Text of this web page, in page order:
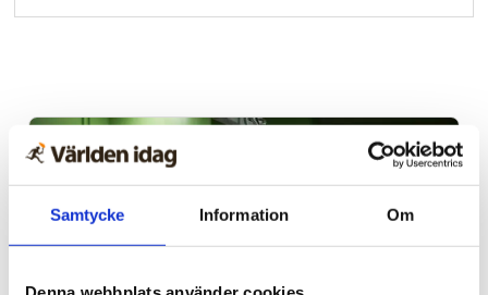
Samtycke Information Om